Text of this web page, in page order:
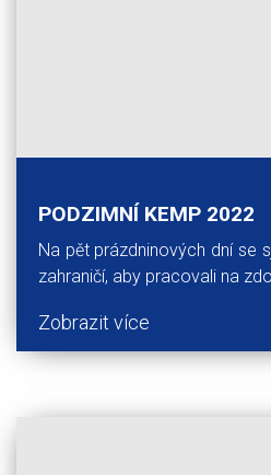
PODZIMNÍ KEMP 2022
Na pět prázdninových dní se
zahraničí, aby pracovali na
Zobrazit více